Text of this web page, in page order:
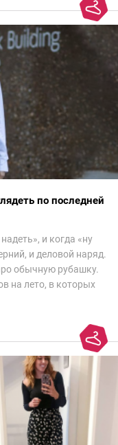
по последней
и когда «ну
и деловой наряд.
обычную рубашку.
на лето, в которых